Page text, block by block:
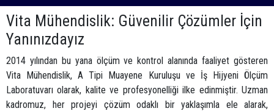
Vita Mühendislik: Güvenilir Çözümler İçin
Yanınızdayız
2014 yılından bu yana ölçüm ve kontrol alanında faaliyet gösteren
Vita Mühendislik, A Tipi Muayene Kuruluşu ve İş Hijyeni Ölçüm
Laboratuvarı olarak, kalite ve profesyonelliği ilke edinmiştir. Uzman
kadromuz, her projeyi çözüm odaklı bir yaklaşımla ele alarak,